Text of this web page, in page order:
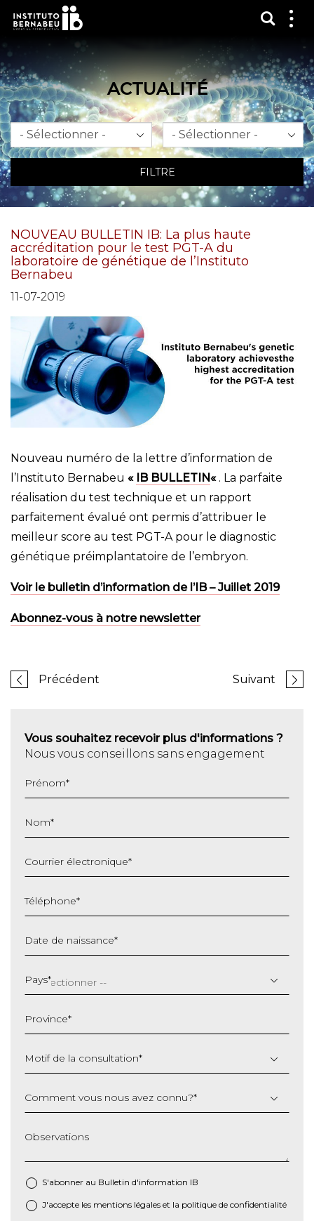
ACTUALITÉ
Mois An
FILTRE
NOUVEAU BULLETIN IB: La plus haute
accréditation pour le test PGT-A du
laboratoire de génétique de l’Instituto
Bernabeu
11-07-2019
Nouveau numéro de la lettre d’information de
l’Instituto Bernabeu « IB BULLETIN« . La parfaite
réalisation du test technique et un rapport
parfaitement évalué ont permis d’attribuer le
meilleur score au test PGT-A pour le diagnostic
génétique préimplantatoire de l’embryon.
Voir le bulletin d’information de l’IB – Juillet 2019
Abonnez-vous à notre newsletter
Précédent Suivant
Vous souhaitez recevoir plus d'informations ?
Nous vous conseillons sans engagement
Prénom*
Nom*
Courrier électronique*
Téléphone*
Date de naissance*
slash
MM
AAAA
Pays*
Province*
Motif de la consultation*
Comment vous nous avez connu?*
Observations
S'abonner au Bulletin d'information IB
* J'accepte les mentions légales et la politique de confidentialité